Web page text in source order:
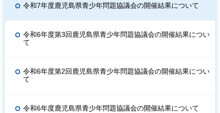
令和7年度鹿児島県青少年問題協議会の開催結果について
令和6年度第3回鹿児島県青少年問題協議会の開催結果につい
て
令和6年度第2回鹿児島県青少年問題協議会の開催結果につい
て
令和6年度鹿児島県青少年問題協議会の開催結果について